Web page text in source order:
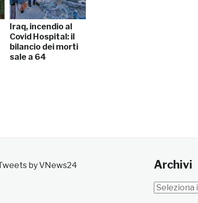
Iraq, incendio al
Covid Hospital: il
bilancio dei morti
sale a 64
by VNews24 Archivi
Archivi